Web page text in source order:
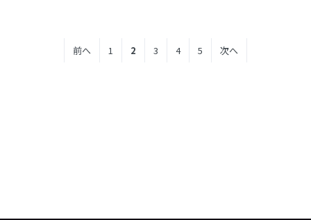
前へ 1 2 3 4 5 次へ